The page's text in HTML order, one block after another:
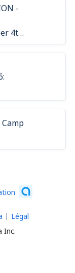
-
4th
Inc.
Légal